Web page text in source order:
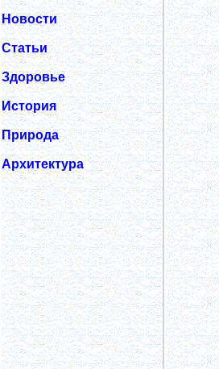
Новости
Статьи
Здоровье
История
Природа
Архитектура